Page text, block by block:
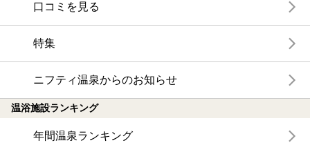
口コミを見る
特集
ニフティ温泉からのお知らせ
温浴施設ランキング
年間温泉ランキング